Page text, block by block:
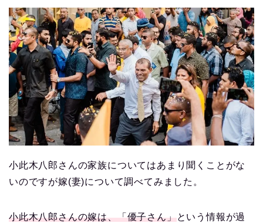
小此木八郎さんの家族についてはあまり聞くことがな
いのですが嫁(妻)について調べてみました。
小此木八郎さんの嫁は、「優子さん」という情報が過